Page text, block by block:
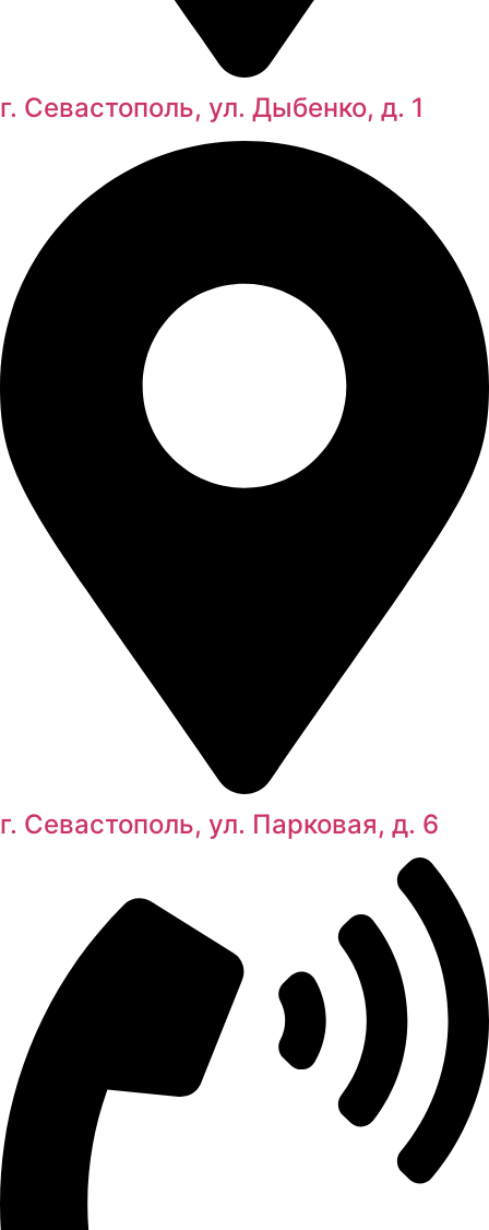
г. Севастополь, ул. Дыбенко, д. 1
г. Севастополь, ул. Парковая, д. 6